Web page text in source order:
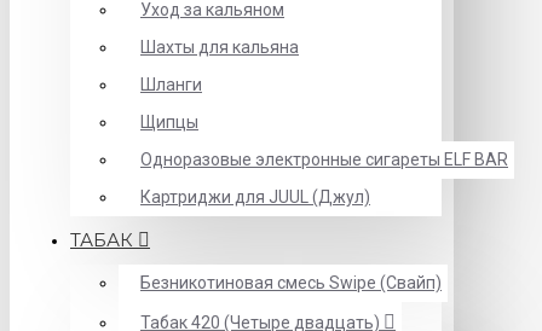
Уход за кальяном
Шахты для кальяна
Шланги
Щипцы
Одноразовые электронные сигареты ELF BAR
Картриджи для JUUL (Джул)
ТАБАК
Безникотиновая смесь Swipe (Свайп)
Табак 420 (Четыре двадцать)